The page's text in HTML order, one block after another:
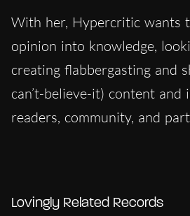
With her, Hypercritic wants
opinion into knowledge,
creating flabbergasting and
can’t-believe-it) content
readers, community, and
Lovingly Related Records